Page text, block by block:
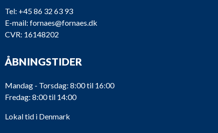
Tel: +45 86 32 63 93
E-mail: fornaes@fornaes.dk
CVR: 16148202
ÅBNINGSTIDER
Mandag - Torsdag: 8:00 til 16:00
Fredag: 8:00 til 14:00
Lokal tid i Denmark